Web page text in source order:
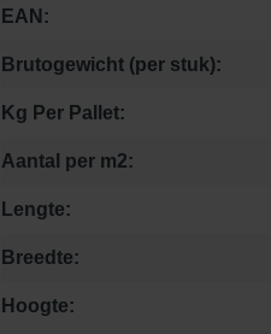
EAN:
Brutogewicht (per stuk):
Kg Per Pallet:
Aantal per m2:
Lengte:
Breedte:
Hoogte: